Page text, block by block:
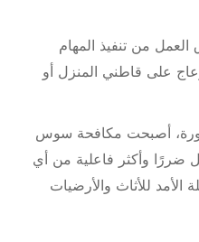
العمل من تنفيذ المهام
على قاطني المنزل أو
أصبحت مكافحة سوس
ضررًا وأكثر فاعلية من أي
للأثاث والأرضيات